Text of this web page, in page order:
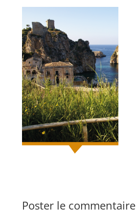
Poster le commentaire